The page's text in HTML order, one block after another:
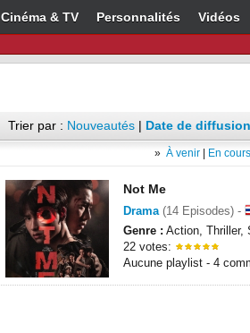
Cinéma & TV Personnalités Vidéos
Trier par : Nouveautés | Date de
» À venir En
Not Me
Drama(14 Episodes) -
Genre : Action, Thriller,
22 votes:
Aucune playlist - 4